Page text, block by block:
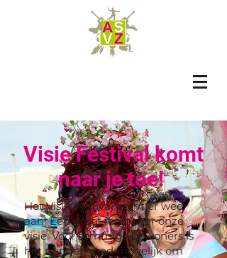
Visie Festival komt
naar je toe!
Het Visie Festival komt er weer
aan! Eén groot feest over onze
visie. Voor sommige bewoners is
het minder goed mogelijk om